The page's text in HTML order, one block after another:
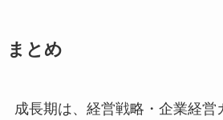
まとめ
成長期は、経営戦略・企業経営